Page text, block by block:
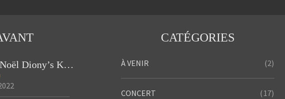
Concert de Noël Diony’s Krismas
CATÉGORIES
À VENIR (2)
CONCERT (17)